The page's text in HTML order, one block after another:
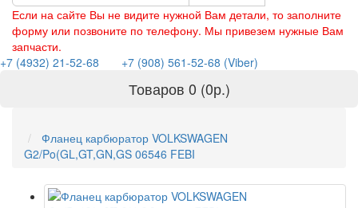
Если на сайте Вы не видите нужной Вам детали, то заполните
форму или позвоните по телефону. Мы привезем нужные Вам
запчасти.
+7 (4932) 21-52-68
+7 (908) 561-52-68 (Viber)
Товаров 0 (0р.)
Фланец карбюратор VOLKSWAGEN
G2/Po(GL,GT,GN,GS 06546 FEBI